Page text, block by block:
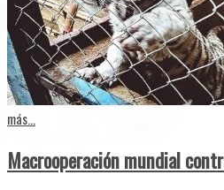
más...
Macrooperación mundial